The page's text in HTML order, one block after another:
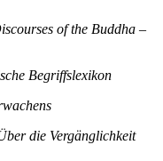
of the Buddha –
Begriffslexikon
die Vergänglichkeit